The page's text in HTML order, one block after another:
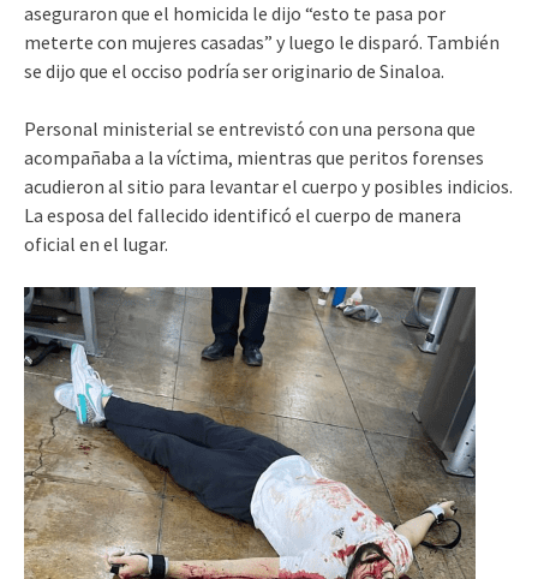
aseguraron que el homicida le dijo “esto te pasa por
meterte con mujeres casadas” y luego le disparó. También
se dijo que el occiso podría ser originario de Sinaloa.
Personal ministerial se entrevistó con una persona que
acompañaba a la víctima, mientras que peritos forenses
acudieron al sitio para levantar el cuerpo y posibles indicios.
La esposa del fallecido identificó el cuerpo de manera
oficial en el lugar.